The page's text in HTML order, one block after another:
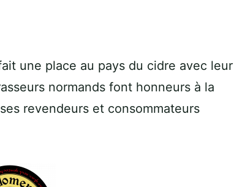
une place au pays du cidre avec leur
normands font honneurs à la
revendeurs et consommateurs